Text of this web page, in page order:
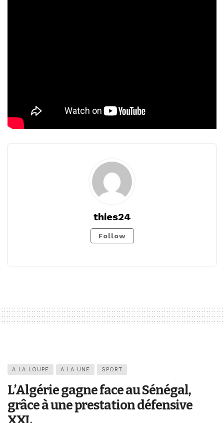
thies24
Follow
A LA LOUPE A LA UNE SPORT
L’Algérie gagne face au Sénégal,
grâce à une prestation défensive